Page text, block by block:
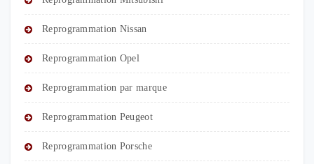
Reprogrammation Nissan
Reprogrammation Opel
Reprogrammation par marque
Reprogrammation Peugeot
Reprogrammation Porsche